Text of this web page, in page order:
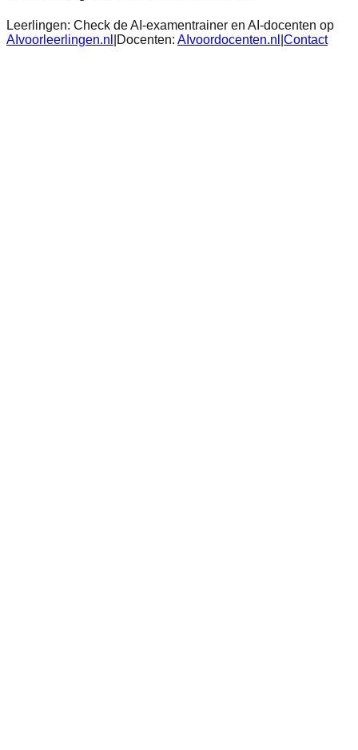
Leerlingen: Check de AI-examentrainer en AI-docenten op
AIvoorleerlingen.nl
Docenten: AIvoordocenten.nl Contact